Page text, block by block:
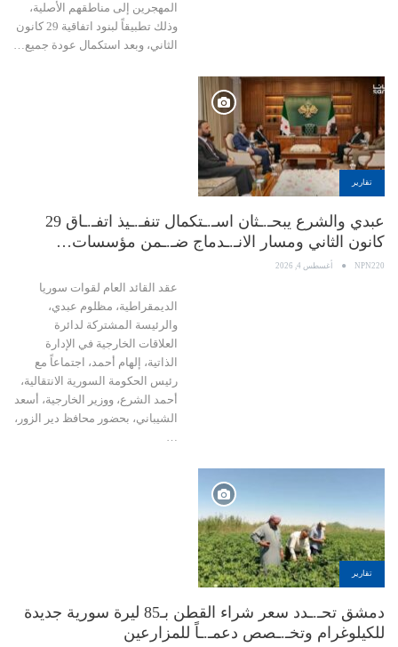
المهجرين إلى مناطقهم الأصلية،
وذلك تطبيقاً لبنود اتفاقية 29 كانون
الثاني، وبعد استكمال عودة جميع…
تقارير
عبدي والشرع يبحـ.ـثان اسـ.ـتكمال تنفـ.ـيذ اتفـ.ـاق 29
كانون الثاني ومسار الانـ.ـدماج ضـ.ـمن مؤسسات…
NPN220 أغسطس 4, 2026
عقد القائد العام لقوات سوريا
الديمقراطية، مظلوم عبدي،
والرئيسة المشتركة لدائرة
العلاقات الخارجية في الإدارة
الذاتية، إلهام أحمد، اجتماعاً مع
رئيس الحكومة السورية الانتقالية،
أحمد الشرع، ووزير الخارجية، أسعد
الشيباني، بحضور محافظ دير الزور،
تقارير
دمشق تحـ.ـدد سعر شراء القطن بـ85 ليرة سورية جديدة
للكيلوغرام وتخـ.ـصص دعمـ.ـاً للمزارعين